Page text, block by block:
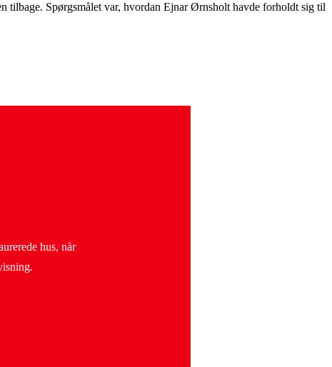
tilbage. Spørgsmålet var, hvordan Ejnar Ørnsholt havde forholdt sig til
hus, når